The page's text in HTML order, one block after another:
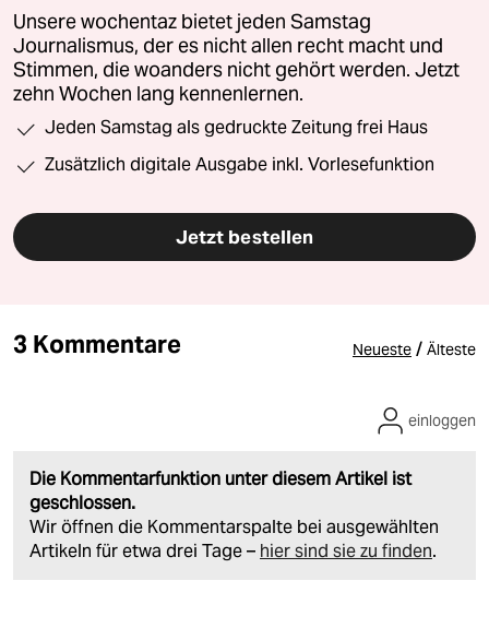
Unsere wochentaz bietet jeden Samstag
Journalismus, der es nicht allen recht macht und
Stimmen, die woanders nicht gehört werden. Jetzt
zehn Wochen lang kennenlernen.
Jeden Samstag als gedruckte Zeitung frei Haus
Zusätzlich digitale Ausgabe inkl. Vorlesefunktion
Jetzt bestellen
3 Kommentare Neueste / Älteste
Die Kommentarfunktion unter diesem Artikel ist
geschlossen.
Wir öffnen die Kommentarspalte bei ausgewählten
Artikeln für etwa drei Tage – hier sind sie zu finden.
einloggen